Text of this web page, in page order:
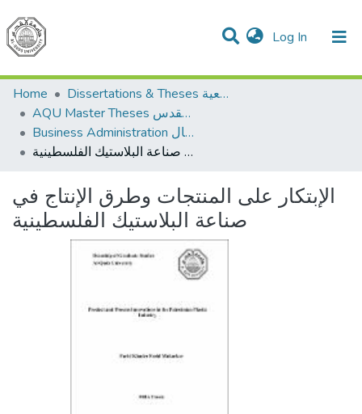
Log In (current)
Communities & Collections
All of DSpace
Home
Dissertations & Theses الرسائل الجامعية
AQU Master Theses الرسائل الجامعية الخاصة بجامعة القدس
Business Administration إدارة الاعمال
الإبتكار على المنتجات وطرق الإنتاج في صناعة البلاستيك الفلسطينية
الإبتكار على المنتجات وطرق الإنتاج في
صناعة البلاستيك الفلسطينية